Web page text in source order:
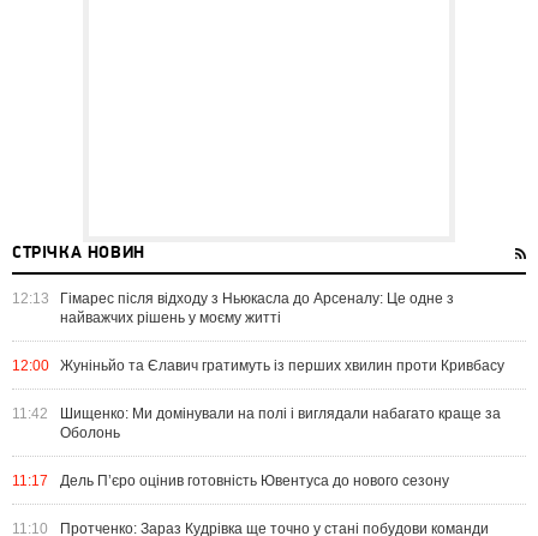
СТРІЧКА НОВИН
12:13
Гімарес після відходу з Ньюкасла до Арсеналу: Це одне з
найважчих рішень у моєму житті
12:00 Жуніньйо та Єлавич гратимуть із перших хвилин проти Кривбасу
11:42
Шищенко: Ми домінували на полі і виглядали набагато краще за
Оболонь
11:17 Дель П’єро оцінив готовність Ювентуса до нового сезону
11:10 Протченко: Зараз Кудрівка ще точно у стані побудови команди